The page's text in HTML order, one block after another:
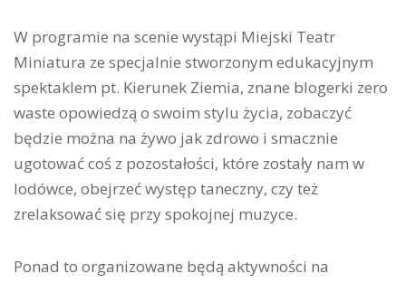
W programie na scenie wystąpi Miejski Teatr
Miniatura ze specjalnie stworzonym edukacyjnym
spektaklem pt. Kierunek Ziemia, znane blogerki zero
waste opowiedzą o swoim stylu życia, zobaczyć
będzie można na żywo jak zdrowo i smacznie
ugotować coś z pozostałości, które zostały nam w
lodówce, obejrzeć występ taneczny, czy też
zrelaksować się przy spokojnej muzyce.
Ponad to organizowane będą aktywności na